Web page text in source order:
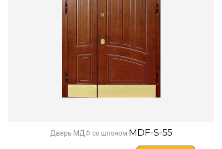
Дверь МДФ со шпоном MDF-S-55